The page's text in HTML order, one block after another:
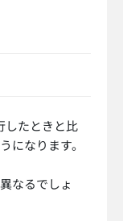
したときと比
になります。
なるでしょ